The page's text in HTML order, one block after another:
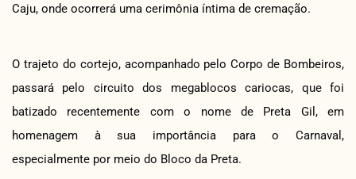
Caju, onde ocorrerá uma cerimônia íntima de cremação.
O trajeto do cortejo, acompanhado pelo Corpo de Bombeiros,
passará pelo circuito dos megablocos cariocas, que foi
batizado recentemente com o nome de Preta Gil, em
homenagem à sua importância para o Carnaval,
especialmente por meio do Bloco da Preta.